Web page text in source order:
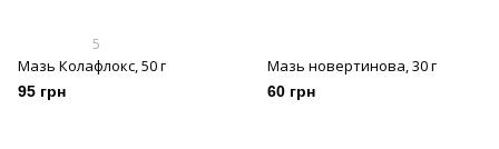
5
Мазь Колафлокс, 50 г
95 грн
Мазь новертинова, 30 г
60 грн